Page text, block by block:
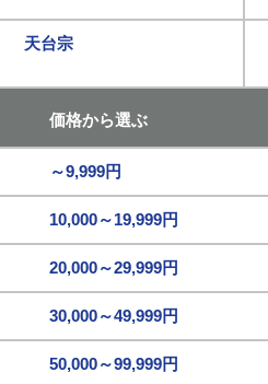
天台宗
価格から選ぶ
～9,999円
10,000～19,999円
20,000～29,999円
30,000～49,999円
50,000～99,999円